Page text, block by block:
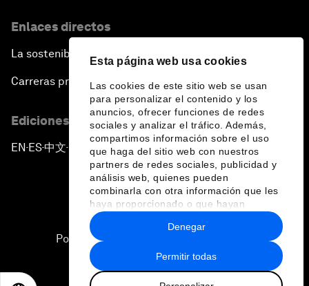
Esta página web usa cookies
Las cookies de este sitio web se usan
para personalizar el contenido y los
anuncios, ofrecer funciones de redes
sociales y analizar el tráfico. Además,
compartimos información sobre el uso
que haga del sitio web con nuestros
partners de redes sociales, publicidad y
análisis web, quienes pueden
combinarla con otra información que les
haya proporcionado o que hayan
recopilado a partir del uso que haya
hecho de sus servicios.
Permitir todas
Denegar
Enlaces directos
La sostenibilidad en el Foro
Carreras profesionales
Ediciones en otros idiomas
EN ▪ES▪中文▪ 日本語
Política de privacidad y normas de uso
Sitemap